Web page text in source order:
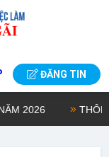
ĐĂNG TIN
2026 THÔNG